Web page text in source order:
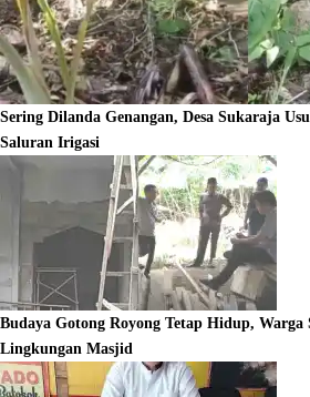
Sering Dilanda Genangan, Desa Sukaraja
Saluran Irigasi
Budaya Gotong Royong Tetap Hidup, Warga
Lingkungan Masjid